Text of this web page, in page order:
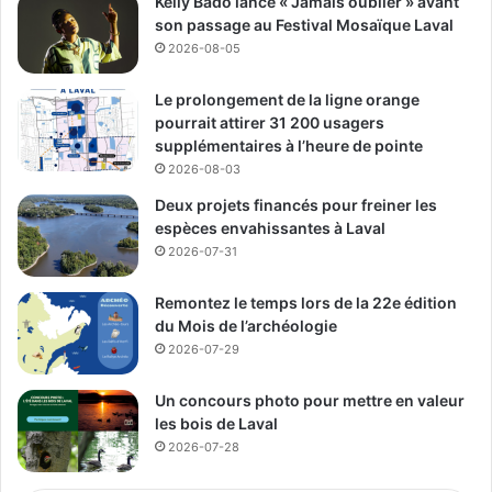
objectif est d’avoir des propositions concrètes qui
répondent aux préoccupations des citoyens de Laval, et le
soutien de Virginie est un symbole fort de cet
engagement. »
Il insiste sur l’importance d’être sur le terrain, avec des
Québécois : l’économie, le développement des villes, le
transport, et la protection du patrimoine. « Pour gagner, il
faut être en phase avec les préoccupations locales et
proposer des solutions concrètes, » conclut-il.
Quelle stratégie pour reconquérir le
Québec ?
Contexte :Le Parti libéral doit séduire à nouveau les
Québécois, notamment dans les régions où il a perdu du
son passage au Festival Mosaïque Laval
2026-08-05
Le prolongement de la ligne orange
pourrait attirer 31 200 usagers
supplémentaires à l’heure de pointe
2026-08-03
Deux projets financés pour freiner les
espèces envahissantes à Laval
2026-07-31
Remontez le temps lors de la 22e édition
du Mois de l’archéologie
2026-07-29
Un concours photo pour mettre en valeur
les bois de Laval
2026-07-28